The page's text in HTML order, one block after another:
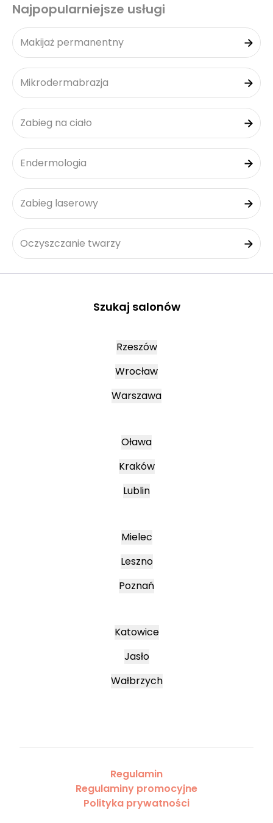
Najpopularniejsze usługi
Makijaż permanentny
Mikrodermabrazja
Zabieg na ciało
Endermologia
Zabieg laserowy
Oczyszczanie twarzy
Szukaj salonów
Rzeszów
Wrocław
Warszawa
Oława
Kraków
Lublin
Mielec
Leszno
Poznań
Katowice
Jasło
Wałbrzych
Regulamin
Regulaminy promocyjne
Polityka prywatności